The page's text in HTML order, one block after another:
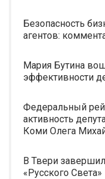
Безопасность
агентов:
Мария Бутина
эффективности
Федеральный
активность
Коми Олега
В Твери
«Русского